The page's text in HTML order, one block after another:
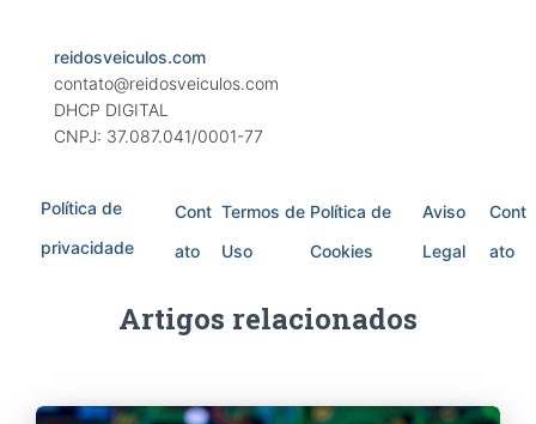
reidosveiculos.com
contato@reidosveiculos.com
DHCP DIGITAL
CNPJ: 37.087.041/0001-77
Política de
privacidade
Cont
ato
Termos de
Uso
Política de
Cookies
Aviso
Legal
Cont
ato
Artigos relacionados